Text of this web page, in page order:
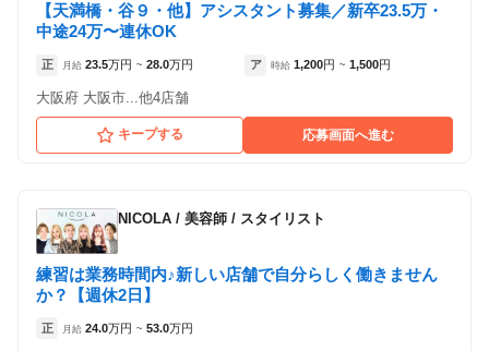
【天満橋・谷９・他】アシスタント募集／新卒23.5万・
中途24万〜連休OK
正 月給 23.5万円 ~ 28.0万円 ア 時給 1,200円 ~ 1,500円
大阪府 大阪市...他4店舗
キープする 応募画面へ進む
NICOLA / 美容師 / スタイリスト
練習は業務時間内♪新しい店舗で自分らしく働きません
か？【週休2日】
正 月給 24.0万円 ~ 53.0万円